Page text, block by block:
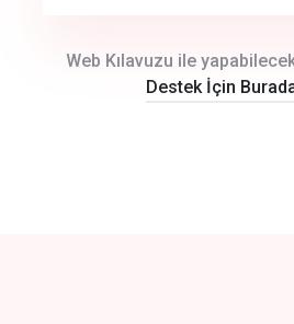
Web Kılavuzu ile
Destek İçin